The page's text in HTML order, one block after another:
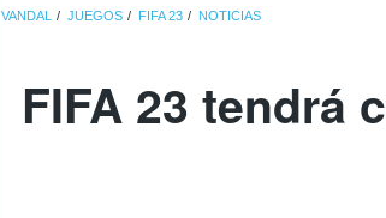
VANDAL JUEGOS FIFA 23 NOTICIAS
FIFA 23 tendrá